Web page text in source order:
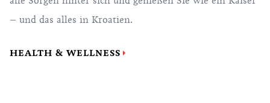
– und das alles in Kroatien.
HEALTH & WELLNESS